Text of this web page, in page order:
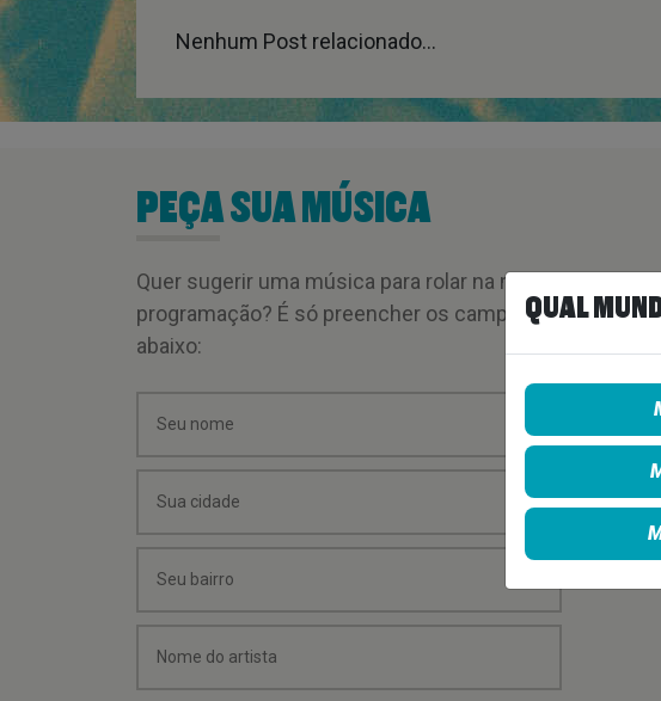
Nenhum Post relacionado...
PEÇA SUA MÚSICA
Quer sugerir uma música para rolar na minha
programação? É só preencher os campos
abaixo:
QUAL